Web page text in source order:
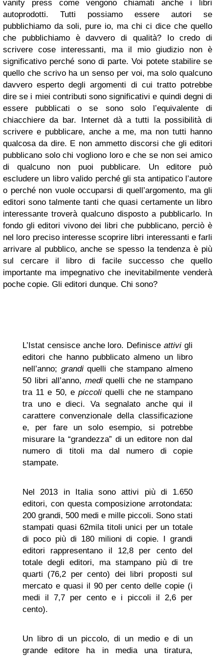
vanity press come vengono chiamati anche i libri
autoprodotti. Tutti possiamo essere autori se
pubblichiamo da soli, pure io, ma chi ci dice che quello
che pubblichiamo è davvero di qualità? Io credo di
scrivere cose interessanti, ma il mio giudizio non è
significativo perché sono di parte. Voi potete stabilire se
quello che scrivo ha un senso per voi, ma solo qualcuno
davvero esperto degli argomenti di cui tratto potrebbe
dire se i miei contributi sono significativi e quindi degni di
essere pubblicati o se sono solo l’equivalente di
chiacchiere da bar. Internet dà a tutti la possibilità di
scrivere e pubblicare, anche a me, ma non tutti hanno
qualcosa da dire. E non ammetto discorsi che gli editori
pubblicano solo chi vogliono loro e che se non sei amico
di qualcuno non puoi pubblicare. Un editore può
escludere un libro valido perché gli sta antipatico l’autore
o perché non vuole occuparsi di quell’argomento, ma gli
editori sono talmente tanti che quasi certamente un libro
interessante troverà qualcuno disposto a pubblicarlo. In
fondo gli editori vivono dei libri che pubblicano, perciò è
nel loro preciso interesse scoprire libri interessanti e farli
arrivare al pubblico, anche se spesso la tendenza è più
sul cercare il libro di facile successo che quello
importante ma impegnativo che inevitabilmente venderà
poche copie. Gli editori dunque. Chi sono?
L’Istat censisce anche loro. Definisceattivi gli
editori che hanno pubblicato almeno un libro
nell’anno; grandiquelli che stampano almeno
50 libri all’anno, mediquelli che ne stampano
tra 11 e 50, epiccoli quelli che ne stampano
tra uno e dieci. Va segnalato anche qui il
carattere convenzionale della classificazione
e, per fare un solo esempio, si potrebbe
misurare la “grandezza” di un editore non dal
numero di titoli ma dal numero di copie
stampate.
Nel 2013 in Italia sono attivi più di 1.650
editori, con questa composizione arrotondata:
200 grandi, 500 medi e mille piccoli. Sono stati
stampati quasi 62mila titoli unici per un totale
di poco più di 180 milioni di copie. I grandi
editori rappresentano il 12,8 per cento del
totale degli editori, ma stampano più di tre
quarti (76,2 per cento) dei libri proposti sul
mercato e quasi il 90 per cento delle copie (i
medi il 7,7 per cento e i piccoli il 2,6 per
cento).
Un libro di un piccolo, di un medio e di un
grande editore ha in media una tiratura,